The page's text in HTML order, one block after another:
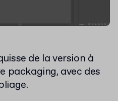
de la version à
packaging, avec des